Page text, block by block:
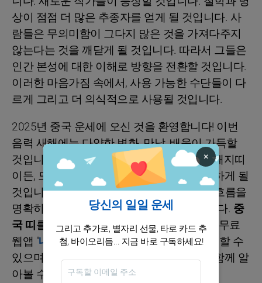
상이 점점 더 많은 추종자를 얻게 될 것입니다. 사
람들은 무의미함이 그다지 많은 것을 가져다주지
않는다는 것을 깨닫게 될 것입니다. 따라서 그들은
인간 본성에 대한 이해로 방향을 전환할 것입니다.
이러한 마음가짐 속에서, 사용 가능한 수단들이 다
르게 그리고 더 의식적으로 사용될 것입니다.
2025년 중국 운세에 오신 것을 환영합니다! 이번
음력 새해에는 다양한 변화, 만남, 배움이 가득할
것입니다. 당신이 용띠이든, 원숭이띠이든, 돼지띠
이든, 모든 띠가 각자의 도전과 기회를 맞이하게 될
것입니다. 저희의 예측을 통해 다가올 주요 흐름을
명확히 파악하고 자신감을 얻으시기 바랍니다. 중
국 띠를 아직 모르시나요? 걱정하지 마세요! 무료
웹앱 "내 중국 띠 계산하기"를 통해 금방 확인할 수
있으며,
중국 오행과자세한 성격 프로필도 함께 알
아볼 수 있습니다.
×
당신의 일일 운세
그리고 추가로, 별자리 선물, 타로 카드 추
첨, 바이오리듬... 지금 바로 구독하세요!